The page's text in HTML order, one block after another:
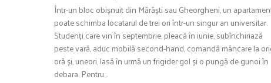
Într-un bloc obișnuit din Mărăști sau Gheorgheni, un
poate schimba locatarul de trei ori într-un singur an universitar.
Studenți care vin în septembrie, pleacă în iunie, subînchiriază
peste vară, aduc mobilă second-hand, comandă mâncare la
oră și, uneori, lasă în urmă un frigider gol și o pungă de gunoi în
debara. Pentru…